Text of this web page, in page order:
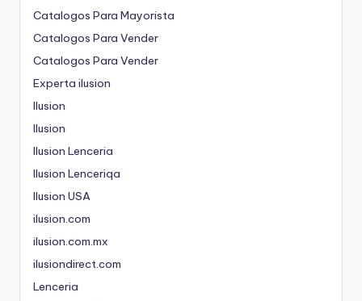
Catalogos Para Mayorista
Catalogos Para Vender
Catalogos Para Vender
Experta ilusion
Ilusion
Ilusion
Ilusion Lenceria
Ilusion Lenceriqa
Ilusion USA
ilusion.com
ilusion.com.mx
ilusiondirect.com
Lenceria